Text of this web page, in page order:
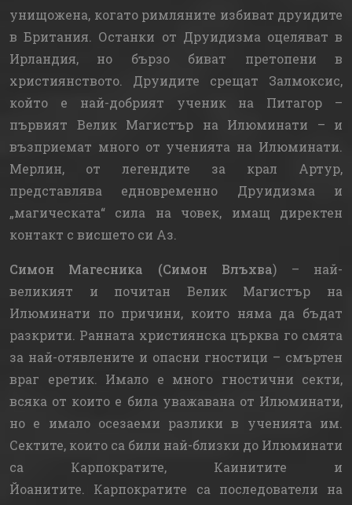
унищожена, когато римляните избиват друидите
в Британия. Останки от Друидизма оцеляват в
Ирландия, но бързо биват претопени в
християнството. Друидите срещат Залмоксис,
който е най-добрият ученик на Питагор –
първият Велик Магистър на Илюминати – и
възприемат много от ученията на Илюминати.
Мерлин, от легендите за крал Артур,
представлява едновременно Друидизма и
„магическата“ сила на човек, имащ директен
контакт с висшето си Аз.
Симон Магесника (Симон Влъхва) – най-
великият и почитан Велик Магистър на
Илюминати по причини, които няма да бъдат
разкрити. Ранната християнска църква го смята
за най-отявлените и опасни гностици – смъртен
враг еретик. Имало е много гностични секти,
всяка от които е била уважавана от Илюминати,
но е имало осезаеми разлики в ученията им.
Сектите, които са били най-близки до Илюминати
са Карпократите, Каинитите и
Йоанитите. Карпократите са последователи на